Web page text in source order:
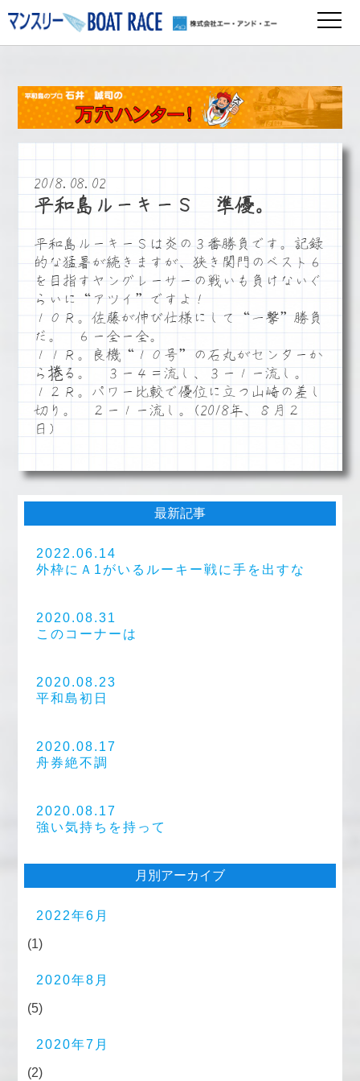
2018.08.02
平和島ルーキーＳ 準優。
平和島ルーキーＳは炎の３番勝負です。記録
的な猛暑が続きますが、狭き関門のベスト６
を目指すヤングレーサーの戦いも負けないぐ
らいに“アツイ”ですよ！
１０Ｒ。佐藤が伸び仕様にして“一撃”勝負
だ。 ６ー全ー全。
１１Ｒ。良機“１０号”の石丸がセンターか
ら捲る。 ３ー４＝流し、３ー１ー流し。
１２Ｒ。パワー比較で優位に立つ山崎の差し
切り。 ２ー１ー流し。(2018年、８月２
日）
最新記事
2022.06.14
外枠にＡ1がいるルーキー戦に手を出すな
2020.08.31
このコーナーは
2020.08.23
平和島初日
2020.08.17
舟券絶不調
2020.08.17
強い気持ちを持って
月別アーカイブ
2022年6月
(1)
2020年8月
(5)
2020年7月
(2)